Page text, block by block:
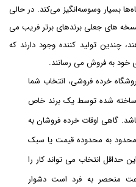
بسیار وسوسه‌انگیز می‌کند. در حالی
نسخه های جعلی برندهای برتر فریب می
چندین تولید کننده وجود دارند که
به فروش می رسانند.
خرده فروشی، انتخاب شما
شده توسط یک برند خاص
گاهی اوقات خرده فروشان به
به محدوده قیمت یا سبک
حداقل انتخاب می تواند کار را
منحصر به فرد است دشوار